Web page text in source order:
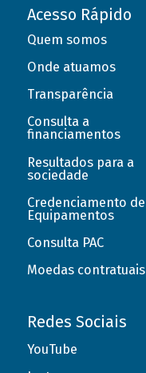
Acesso Rápido
Quem somos
Onde atuamos
Transparência
Consulta a
financiamentos
Resultados para a
sociedade
Credenciamento de
Equipamentos
Consulta PAC
Moedas contratuais
Redes Sociais
YouTube